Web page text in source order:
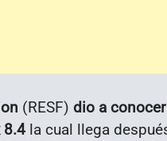
(RESF) dio a
8.4 la cual llega